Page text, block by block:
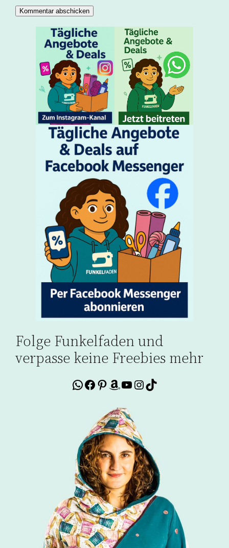
Folge Funkelfaden und
verpasse keine Freebies mehr
WhatsApp
Facebook
Pinterest
Amazon
YouTube
Instagram
TikTok